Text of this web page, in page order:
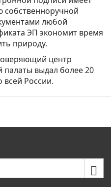
собственноручной
любой
ЭП экономит время
природу.
центр
палаты выдал более 20
всей России.